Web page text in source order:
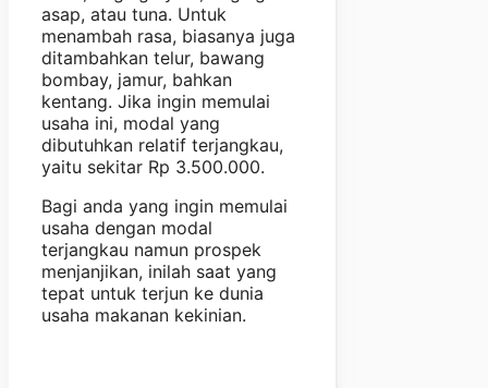
asap, atau tuna. Untuk
menambah rasa, biasanya juga
ditambahkan telur, bawang
bombay, jamur, bahkan
kentang. Jika ingin memulai
usaha ini, modal yang
dibutuhkan relatif terjangkau,
yaitu sekitar Rp 3.500.000.
Bagi anda yang ingin memulai
usaha dengan modal
terjangkau namun prospek
menjanjikan, inilah saat yang
tepat untuk terjun ke dunia
usaha makanan kekinian.